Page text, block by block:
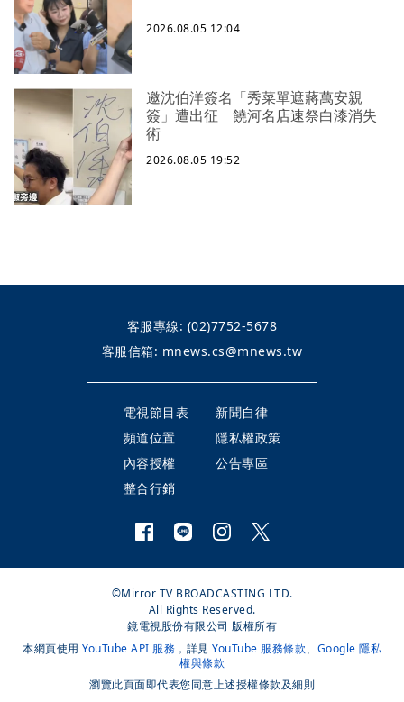
2026.08.05 12:04
邀沈伯洋簽名「秀菜單遮蔣萬安親
簽」遭出征 饒河名店速祭白漆消失
術
2026.08.05 19:52
客服專線: (02)7752-5678
客服信箱: mnews.cs@mnews.tw
電視節目表
新聞自律
頻道位置
隱私權政策
內容授權
公告專區
整合行銷
©Mirror TV BROADCASTING LTD.
All Rights Reserved.
鏡電視股份有限公司 版權所有
本網頁使用 YouTube API 服務 ，詳見 YouTube 服務條款、 Google 隱私
權與條款
瀏覽此頁面即代表您同意上述授權條款及細則